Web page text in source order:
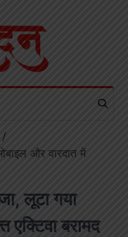
और वारदात में
लूटा गया
एक्टिवा बरामद